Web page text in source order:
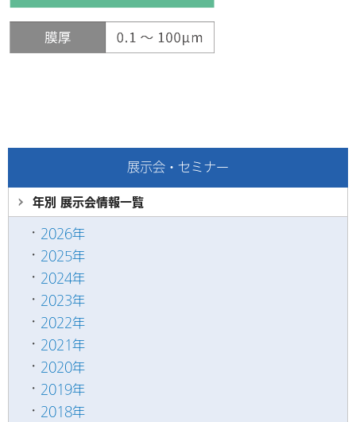
展示会・セミナー
年別 展示会情報一覧
2026年
2025年
2024年
2023年
2022年
2021年
2020年
2019年
2018年